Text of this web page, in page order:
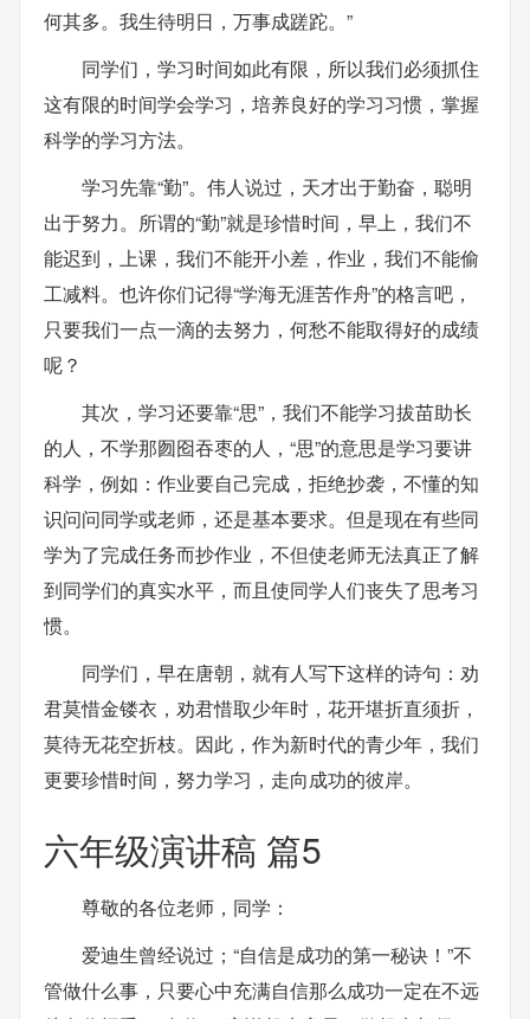
何其多。我生待明日，万事成蹉跎。”
同学们，学习时间如此有限，所以我们必须抓住
这有限的时间学会学习，培养良好的学习习惯，掌握
科学的学习方法。
学习先靠“勤”。伟人说过，天才出于勤奋，聪明
出于努力。所谓的“勤”就是珍惜时间，早上，我们不
能迟到，上课，我们不能开小差，作业，我们不能偷
工减料。也许你们记得“学海无涯苦作舟”的格言吧，
只要我们一点一滴的去努力，何愁不能取得好的成绩
呢？
其次，学习还要靠“思”，我们不能学习拔苗助长
的人，不学那囫囵吞枣的人，“思”的意思是学习要讲
科学，例如：作业要自己完成，拒绝抄袭，不懂的知
识问问同学或老师，还是基本要求。但是现在有些同
学为了完成任务而抄作业，不但使老师无法真正了解
到同学们的真实水平，而且使同学人们丧失了思考习
惯。
同学们，早在唐朝，就有人写下这样的诗句：劝
君莫惜金镂衣，劝君惜取少年时，花开堪折直须折，
莫待无花空折枝。因此，作为新时代的青少年，我们
更要珍惜时间，努力学习，走向成功的彼岸。
六年级演讲稿 篇5
尊敬的各位老师，同学：
爱迪生曾经说过；“自信是成功的第一秘诀！”不
管做什么事，只要心中充满自信那么成功一定在不远